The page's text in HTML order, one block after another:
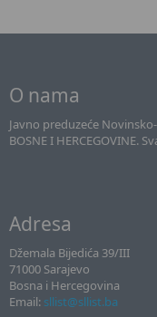
O nama
Javno preduzeće
BOSNE I HERCEGOVINE.
Adresa
Džemala Bijedića 39/III
71000 Sarajevo
Bosna i Hercegovina
Email: sllist@sllist.ba